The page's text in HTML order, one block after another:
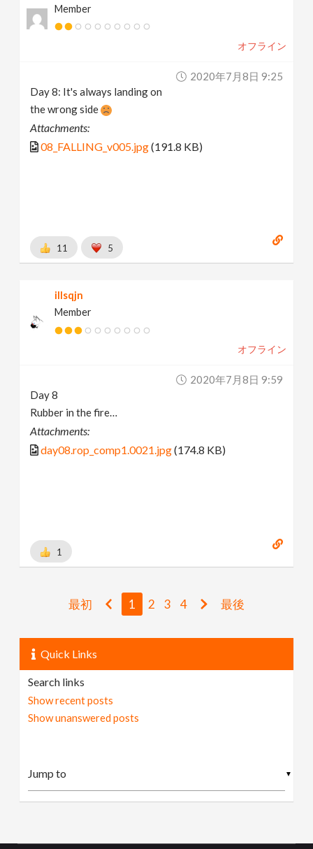
Member
オフライン
2020年7月8日 9:25
Day 8: It's always landing on
the wrong side
Attachments:
08_FALLING_v005.jpg(191.8 KB)
11 5
illsqjn
Member
オフライン
2020年7月8日 9:59
Day 8
Rubber in the fire…
Attachments:
day08.rop_comp1.0021.jpg(174.8 KB)
1
最初 1 2 3 4 最後
Quick Links
Search links
Show recent posts
Show unanswered posts
▼